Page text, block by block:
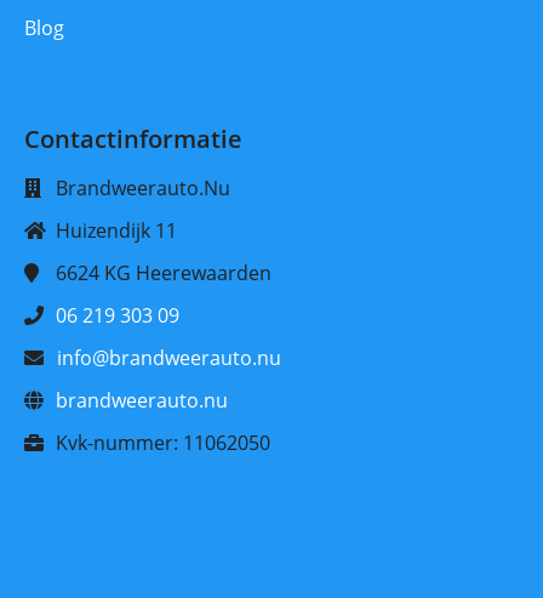
Blog
Contactinformatie
Brandweerauto.Nu
Huizendijk 11
6624 KG Heerewaarden
06 219 303 09
info@brandweerauto.nu
brandweerauto.nu
Kvk-nummer: 11062050